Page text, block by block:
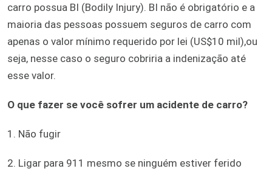
carro possua BI (Bodily Injury). BI não é obrigatório e a
maioria das pessoas possuem seguros de carro com
apenas o valor mínimo requerido por lei (US$10 mil),ou
seja, nesse caso o seguro cobriria a indenização até
esse valor.
O que fazer se você sofrer um acidente de carro?
1. Não fugir
2. Ligar para 911 mesmo se ninguém estiver ferido